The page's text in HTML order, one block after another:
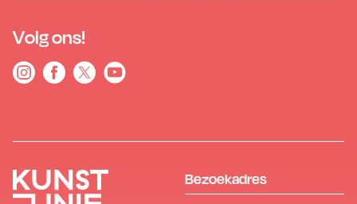
Volg ons!
Bezoekadres